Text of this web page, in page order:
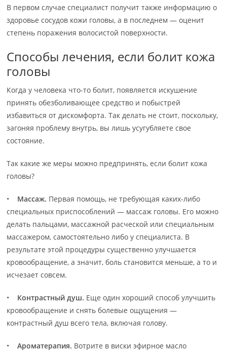
В первом случае специалист получит также информацию о
здоровье сосудов кожи головы, а в последнем — оценит
степень поражения волосистой поверхности.
Способы лечения, если болит кожа
головы
Когда у человека что-то болит, появляется искушение
принять обезболивающее средство и побыстрей
избавиться от дискомфорта. Так делать не стоит, поскольку,
загоняя проблему внутрь, вы лишь усугубляете свое
состояние.
Так какие же меры можно предпринять, если болит кожа
головы?
• Массаж. Первая помощь, не требующая каких-либо
специальных приспособлений — массаж головы. Его можно
делать пальцами, массажной расческой или специальным
массажером, самостоятельно либо у специалиста. В
результате этой процедуры существенно улучшается
кровообращение, а значит, боль становится меньше, а то и
исчезает совсем.
• Контрастный душ. Еще один хороший способ улучшить
кровообращение и снять болевые ощущения —
контрастный душ всего тела, включая голову.
• Ароматерапия. Вотрите в виски эфирное масло